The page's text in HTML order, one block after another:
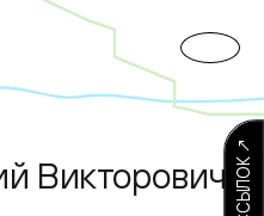
Викторович